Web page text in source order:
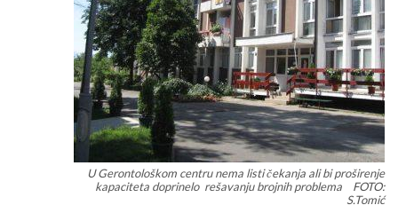
U Gerontološkom centru nema listi čekanja ali bi proširenje
kapaciteta doprinelo rešavanju brojnih problema FOTO:
S.Tomić